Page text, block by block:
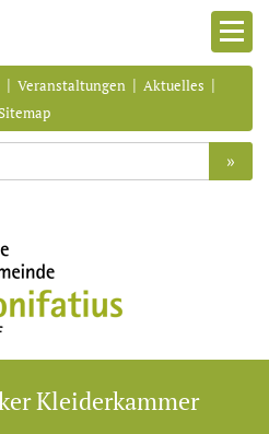
| Veranstaltungen | Aktuelles |
»
Kleiderkammer